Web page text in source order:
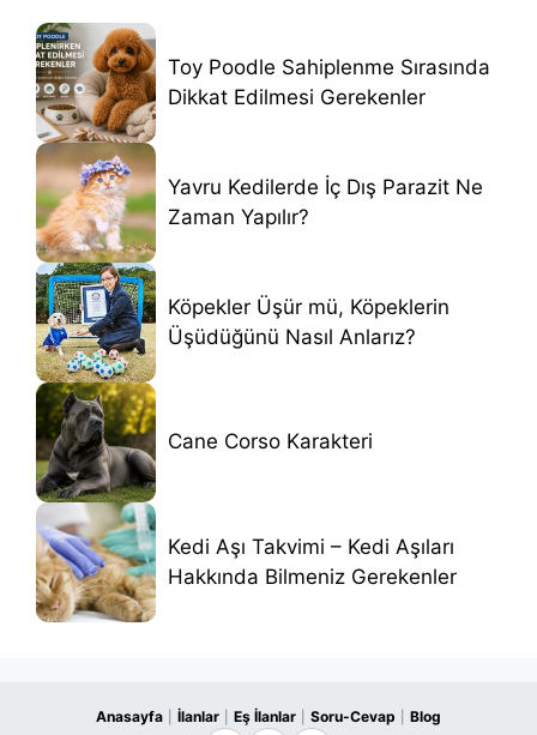
Toy Poodle Sahiplenme Sırasında
Dikkat Edilmesi Gerekenler
Yavru Kedilerde İç Dış Parazit Ne
Zaman Yapılır?
Köpekler Üşür mü, Köpeklerin
Üşüdüğünü Nasıl Anlarız?
Cane Corso Karakteri
Kedi Aşı Takvimi – Kedi Aşıları
Hakkında Bilmeniz Gerekenler
Anasayfa İlanlar Eş İlanlar Soru-Cevap Blog